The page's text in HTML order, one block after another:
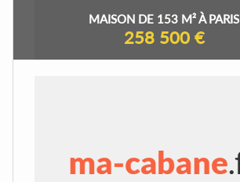
MAISON DE 153 M² À PARIS
258 500 €